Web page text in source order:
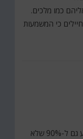
כמו מלכים.
כי המשמעות
אז מה עדיף? הרי בסופו של דבר נגיע גם ל-90% שלא